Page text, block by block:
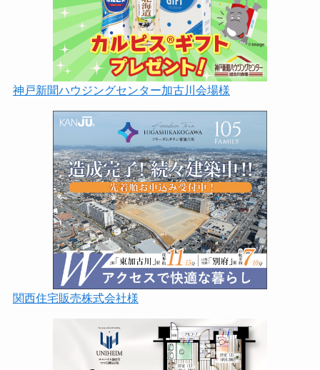
神戸新聞ハウジングセンター加古川会場様
関西住宅販売株式会社様